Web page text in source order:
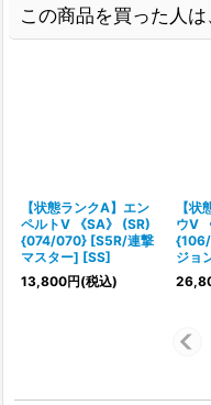
この商品を買った人
【状態ランクA】エン
ペルトV 《SA》 (SR)
{074/070} [S5R/連撃
マスター] [SS]
13,800円(税込)
【
ウV
ジョ